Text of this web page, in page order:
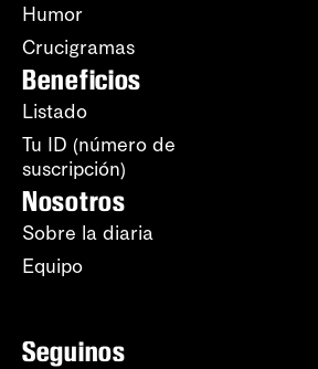
Humor
Crucigramas
Beneficios
Listado
Tu ID (número de
suscripción)
Nosotros
Sobre la diaria
Equipo
Seguinos